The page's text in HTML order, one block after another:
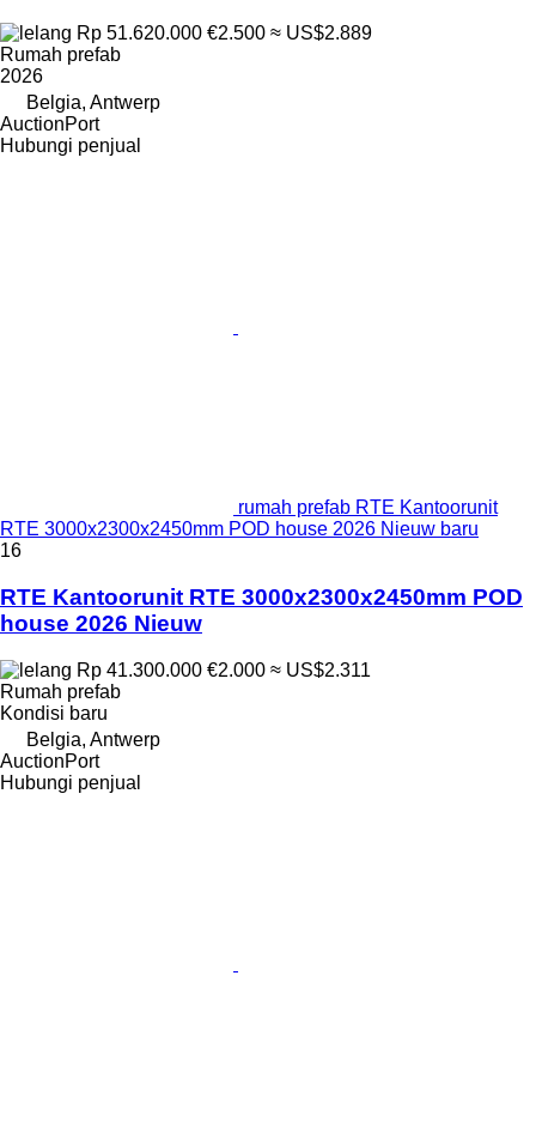
Rp 51.620.000 €2.500 ≈ US$2.889
Rumah prefab
2026
Belgia, Antwerp
AuctionPort
Hubungi penjual
rumah prefab RTE Kantoorunit
RTE 3000x2300x2450mm POD house 2026 Nieuw baru
16
RTE Kantoorunit RTE 3000x2300x2450mm POD
house 2026 Nieuw
Rp 41.300.000 €2.000 ≈ US$2.311
Rumah prefab
Kondisi baru
Belgia, Antwerp
AuctionPort
Hubungi penjual